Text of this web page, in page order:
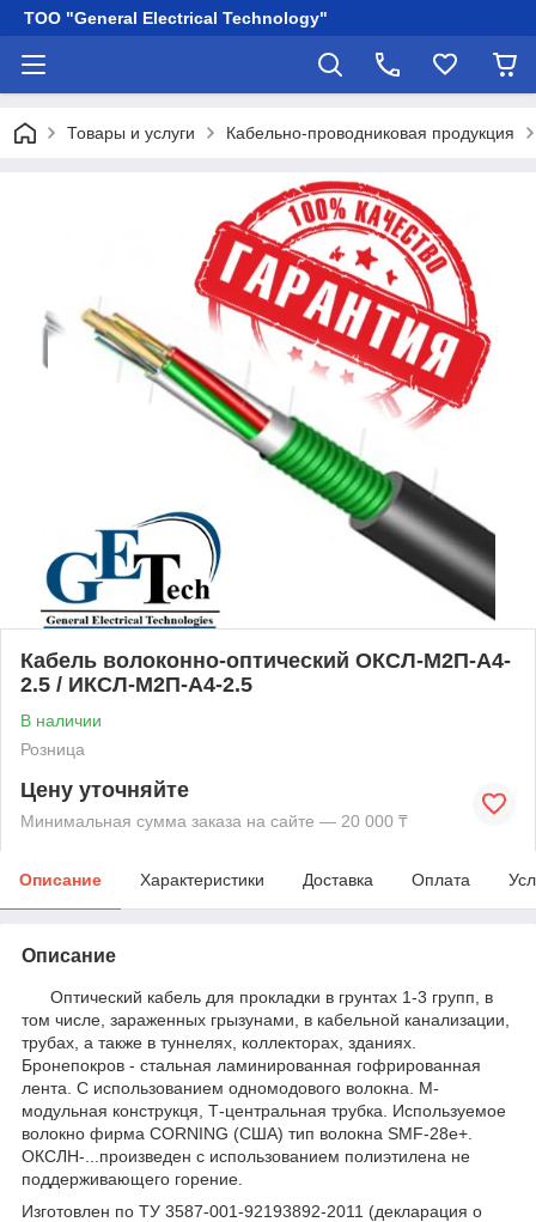
ТОО "General Electrical Technology"
Товары и услуги Кабельно-проводниковая продукция
Кабель волоконно-оптический ОКСЛ-М2П-А4-
2.5 / ИКСЛ-М2П-А4-2.5
В наличии
Розница
Цену уточняйте
Минимальная сумма заказа на сайте — 20 000 ₸
Описание Характеристики Доставка Оплата
Описание
Оптический кабель для прокладки в грунтах 1-3 групп, в
том числе, зараженных грызунами, в кабельной канализации,
трубах, а также в туннелях, коллекторах, зданиях.
Бронепокров - стальная ламинированная гофрированная
лента. С использованием одномодового волокна. М-
модульная конструкця, Т-центральная трубка. Используемое
волокно фирма CORNING (США) тип волокна SMF-28e+.
ОКСЛН-...произведен с использованием полиэтилена не
поддерживающего горение.
Изготовлен по ТУ 3587-001-92193892-2011 (декларация о